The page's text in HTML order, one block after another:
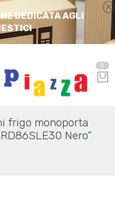
DEDICATA AGLI
0
frigo monoporta
Nero”